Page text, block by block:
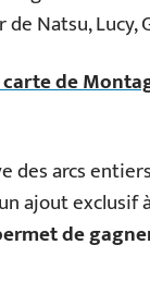
Natsu, Lucy,
de
arcs
ajout exclusif
de